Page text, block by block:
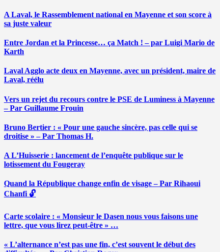
A Laval, le Rassemblement national en Mayenne et son score à
sa juste valeur
Entre Jordan et la Princesse… ça Match ! – par Luigi Mario de
Karth
Laval Agglo acte deux en Mayenne, avec un président, maire de
Laval, réélu
Vers un rejet du recours contre le PSE de Luminess à Mayenne
– Par Guillaume Frouin
Bruno Bertier : « Pour une gauche sincère, pas celle qui se
droitise » – Par Thomas H.
A L’Huisserie : lancement de l’enquête publique sur le
lotissement du Fougeray
Quand la République change enfin de visage – Par Rihaoui
Chanfi 🔓
Carte scolaire : « Monsieur le Dasen nous vous faisons une
lettre, que vous lirez peut-être » …
« L’alternance n’est pas une fin, c’est souvent le début des